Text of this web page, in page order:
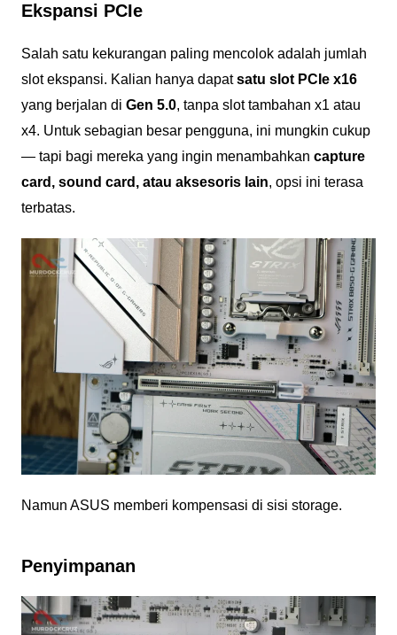
Ekspansi PCIe
Salah satu kekurangan paling mencolok adalah jumlah
slot ekspansi. Kalian hanya dapatsatu slot PCIe x16
yang berjalan di Gen 5.0, tanpa slot tambahan x1 atau
x4. Untuk sebagian besar pengguna, ini mungkin cukup
— tapi bagi mereka yang ingin menambahkan capture
card, sound card, atau aksesoris lain, opsi ini terasa
terbatas.
Namun ASUS memberi kompensasi di sisi storage.
Penyimpanan